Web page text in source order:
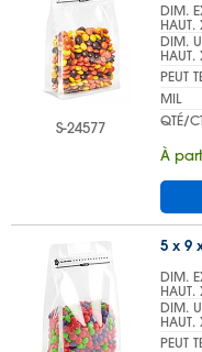
S-24577
DIM.
HAUT.
DIM.
HAUT.
PEUT
MIL
QTÉ/
À
5 x 9
DIM.
HAUT.
DIM.
HAUT.
PEUT